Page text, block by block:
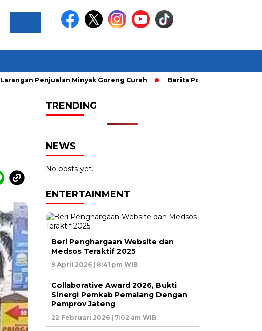
Penjualan Minyak Goreng Curah Berita Populer: Uji Coba Gage ke
TRENDING
NEWS
No posts yet.
ENTERTAINMENT
Beri Penghargaan Website dan
Medsos Teraktif 2025
9 April 2026 | 8:41 pm WIB
Collaborative Award 2026, Bukti
Sinergi Pemkab Pemalang Dengan
Pemprov Jateng
22 Februari 2026 | 7:02 am WIB